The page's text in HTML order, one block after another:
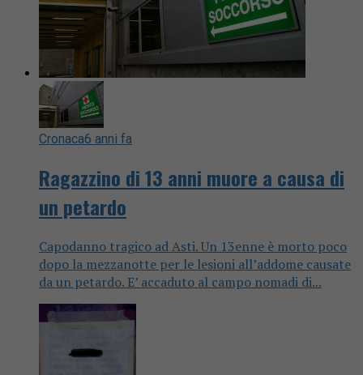
Cronaca6 anni fa
Ragazzino di 13 anni muore a causa di
un petardo
Capodanno tragico ad Asti. Un 13enne è morto poco
dopo la mezzanotte per le lesioni all’addome causate
da un petardo. E’ accaduto al campo nomadi di...